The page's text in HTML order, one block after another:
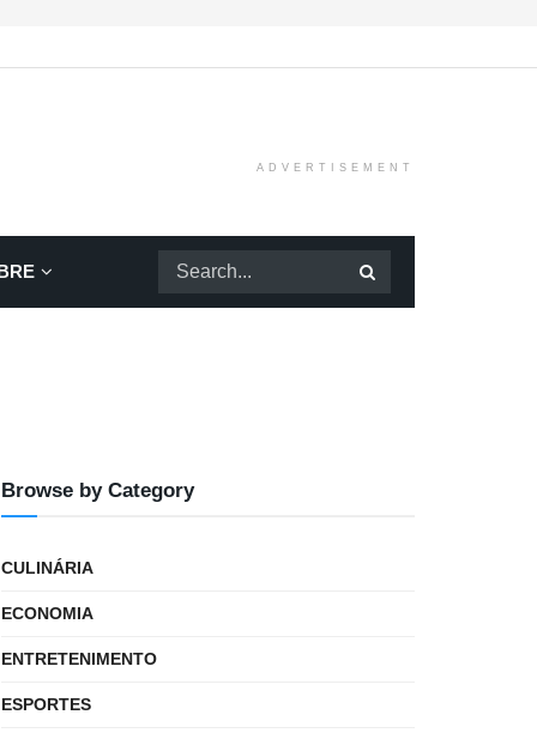
ADVERTISEMENT
Browse by Category
CULINÁRIA
ECONOMIA
ENTRETENIMENTO
ESPORTES